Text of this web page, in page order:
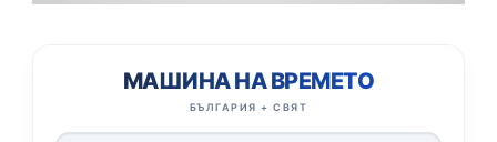
МАШИНА НА ВРЕМЕТО
БЪЛГАРИЯ + СВЯТ